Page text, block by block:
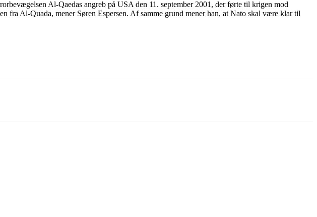
Al-Qaedas angreb på USA den 11. september 2001, der førte til krigen mod
Al-Quada, mener Søren Espersen. Af samme grund mener han, at Nato skal være klar til